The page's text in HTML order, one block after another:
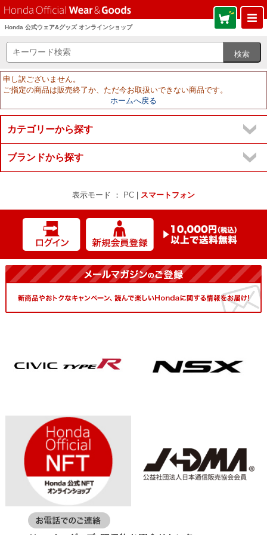
Honda 公式ウェア&グッズ オンラインショップ
申し訳ございません。
ご指定の商品は販売終了か、ただ今お取扱いできない商品です。
ホームへ戻る
カテゴリーから探す
ブランドから探す
表示モード ： PC スマートフォン